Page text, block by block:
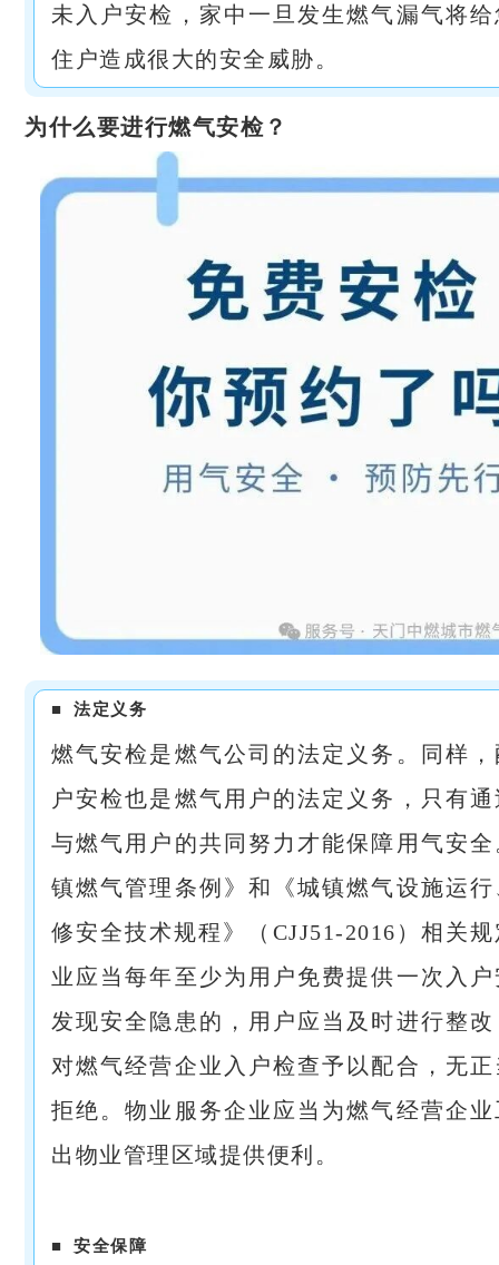
未入户安检，家中一旦发生燃气漏气将
住户造成很大的安全威胁。
为什么要进行燃气安检？
■ 法定义务
燃气安检是燃气公司的法定义务。同样
户安检也是燃气用户的法定义务，只有
与燃气用户的共同努力才能保障用气安
镇燃气管理条例》和《城镇燃气设施运
修安全技术规程》（CJJ51-2016）相关
业应当每年至少为用户免费提供一次入
发现安全隐患的，用户应当及时进行整
对燃气经营企业入户检查予以配合，无
拒绝。物业服务企业应当为燃气经营企
出物业管理区域提供便利。
■ 安全保障